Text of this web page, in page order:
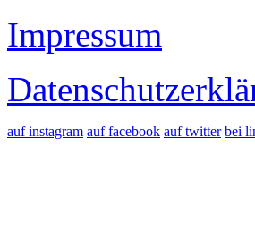
Impressum
auf instagram auf facebook auf twitter bei